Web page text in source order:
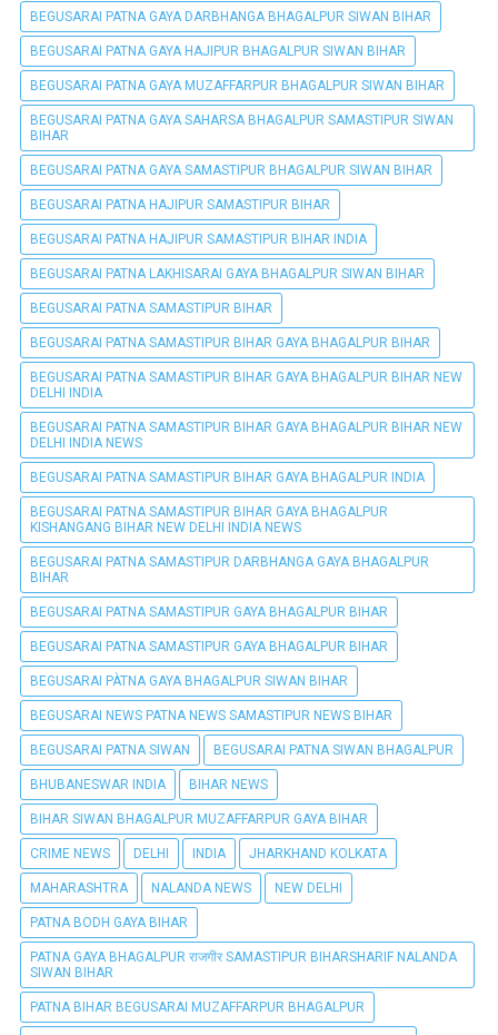
BEGUSARAI PATNA GAYA DARBHANGA BHAGALPUR SIWAN BIHAR
BEGUSARAI PATNA GAYA HAJIPUR BHAGALPUR SIWAN BIHAR
BEGUSARAI PATNA GAYA MUZAFFARPUR BHAGALPUR SIWAN BIHAR
BEGUSARAI PATNA GAYA SAHARSA BHAGALPUR SAMASTIPUR SIWAN
BIHAR
BEGUSARAI PATNA GAYA SAMASTIPUR BHAGALPUR SIWAN BIHAR
BEGUSARAI PATNA HAJIPUR SAMASTIPUR BIHAR
BEGUSARAI PATNA HAJIPUR SAMASTIPUR BIHAR INDIA
BEGUSARAI PATNA LAKHISARAI GAYA BHAGALPUR SIWAN BIHAR
BEGUSARAI PATNA SAMASTIPUR BIHAR
BEGUSARAI PATNA SAMASTIPUR BIHAR GAYA BHAGALPUR BIHAR
BEGUSARAI PATNA SAMASTIPUR BIHAR GAYA BHAGALPUR BIHAR NEW
DELHI INDIA
BEGUSARAI PATNA SAMASTIPUR BIHAR GAYA BHAGALPUR BIHAR NEW
DELHI INDIA NEWS
BEGUSARAI PATNA SAMASTIPUR BIHAR GAYA BHAGALPUR INDIA
BEGUSARAI PATNA SAMASTIPUR BIHAR GAYA BHAGALPUR
KISHANGANG BIHAR NEW DELHI INDIA NEWS
BEGUSARAI PATNA SAMASTIPUR DARBHANGA GAYA BHAGALPUR
BIHAR
BEGUSARAI PATNA SAMASTIPUR GAYA BHAGALPUR BIHAR
BEGUSARAI PATNA SAMASTIPUR GAYA BHAGALPUR BIHAR
BEGUSARAI PÀTNA GAYA BHAGALPUR SIWAN BIHAR
BEGUSARAI NEWS PATNA NEWS SAMASTIPUR NEWS BIHAR
BEGUSARAI PATNA SIWAN BEGUSARAI PATNA SIWAN BHAGALPUR
BHUBANESWAR INDIA BIHAR NEWS
BIHAR SIWAN BHAGALPUR MUZAFFARPUR GAYA BIHAR
CRIME NEWS DELHI INDIA JHARKHAND KOLKATA
MAHARASHTRA NALANDA NEWS NEW DELHI
PATNA BODH GAYA BIHAR
PATNA GAYA BHAGALPUR राजगीर SAMASTIPUR BIHARSHARIF NALANDA
SIWAN BIHAR
PATNA BIHAR BEGUSARAI MUZAFFARPUR BHAGALPUR